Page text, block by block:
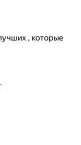
, которые